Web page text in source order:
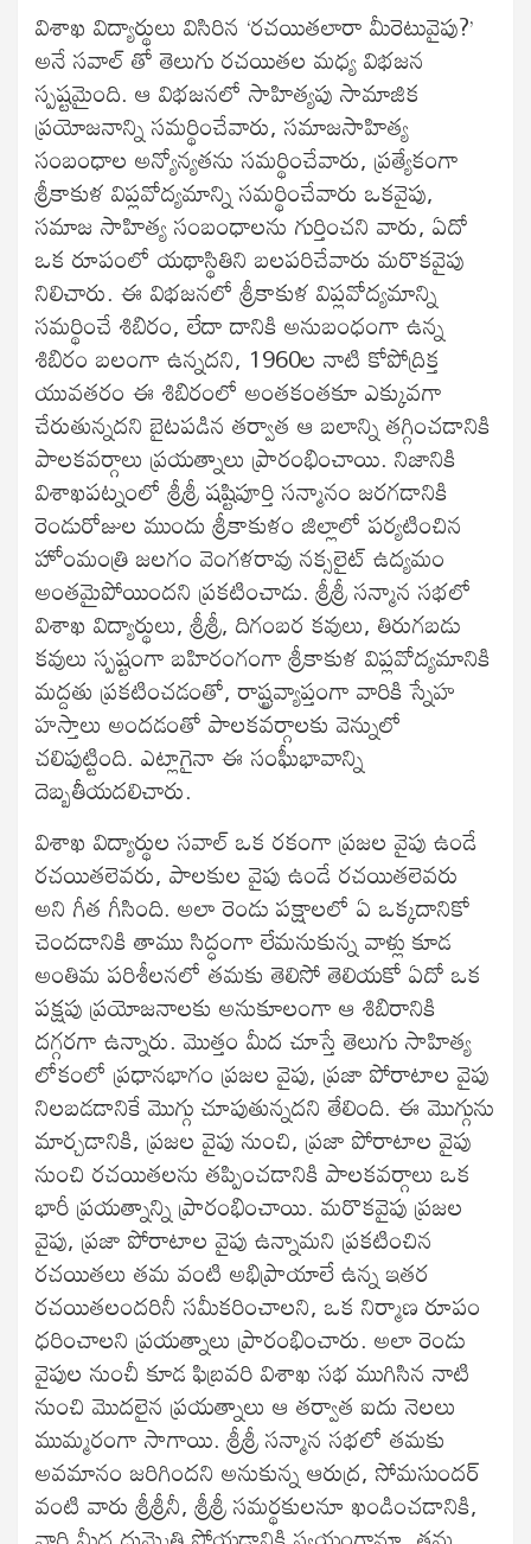
విశాఖ విద్యార్థులు విసిరిన ‘రచయితలారా మీరెటువైపు?’
అనే సవాల్ తో తెలుగు రచయితల మధ్య విభజన
స్పష్టమైంది. ఆ విభజనలో సాహిత్యపు సామాజిక
ప్రయోజనాన్ని సమర్థించేవారు, సమాజసాహిత్య
సంబంధాల అన్యోన్యతను సమర్థించేవారు, ప్రత్యేకంగా
శ్రీకాకుళ విప్లవోద్యమాన్ని సమర్థించేవారు ఒకవైపు,
సమాజ సాహిత్య సంబంధాలను గుర్తించని వారు, ఏదో
ఒక రూపంలో యథాస్థితిని బలపరిచేవారు మరొకవైపు
నిలిచారు. ఈ విభజనలో శ్రీకాకుళ విప్లవోద్యమాన్ని
సమర్థించే శిబిరం, లేదా దానికి అనుబంధంగా ఉన్న
శిబిరం బలంగా ఉన్నదని, 1960ల నాటి కోపోద్రిక్త
యువతరం ఈ శిబిరంలో అంతకంతకూ ఎక్కువగా
చేరుతున్నదని బైటపడిన తర్వాత ఆ బలాన్ని తగ్గించడానికి
పాలకవర్గాలు ప్రయత్నాలు ప్రారంభించాయి. నిజానికి
విశాఖపట్నంలో శ్రీశ్రీ షష్టిపూర్తి సన్మానం జరగడానికి
రెండురోజుల ముందు శ్రీకాకుళం జిల్లాలో పర్యటించిన
హోంమంత్రి జలగం వెంగళరావు నక్సలైట్ ఉద్యమం
అంతమైపోయిందని ప్రకటించాడు. శ్రీశ్రీ సన్మాన సభలో
విశాఖ విద్యార్థులు, శ్రీశ్రీ, దిగంబర కవులు, తిరుగబడు
కవులు స్పష్టంగా బహిరంగంగా శ్రీకాకుళ విప్లవోద్యమానికి
మద్దతు ప్రకటించడంతో, రాష్ట్రవ్యాప్తంగా వారికి స్నేహ
హస్తాలు అందడంతో పాలకవర్గాలకు వెన్నులో
చలిపుట్టింది. ఎట్లాగైనా ఈ సంఘీభావాన్ని
దెబ్బతీయదలిచారు.
విశాఖ విద్యార్థుల సవాల్ ఒక రకంగా ప్రజల వైపు ఉండే
రచయితలెవరు, పాలకుల వైపు ఉండే రచయితలెవరు
అని గీత గీసింది. అలా రెండు పక్షాలలో ఏ ఒక్కదానికో
చెందడానికి తాము సిద్ధంగా లేమనుకున్న వాళ్లు కూడ
అంతిమ పరిశీలనలో తమకు తెలిసో తెలియకో ఏదో ఒక
పక్షపు ప్రయోజనాలకు అనుకూలంగా ఆ శిబిరానికి
దగ్గరగా ఉన్నారు. మొత్తం మీద చూస్తే తెలుగు సాహిత్య
లోకంలో ప్రధానభాగం ప్రజల వైపు, ప్రజా పోరాటాల వైపు
నిలబడడానికే మొగ్గు చూపుతున్నదని తేలింది. ఈ మొగ్గును
మార్చడానికి, ప్రజల వైపు నుంచి, ప్రజా పోరాటాల వైపు
నుంచి రచయితలను తప్పించడానికి పాలకవర్గాలు ఒక
భారీ ప్రయత్నాన్ని ప్రారంభించాయి. మరొకవైపు ప్రజల
వైపు, ప్రజా పోరాటాల వైపు ఉన్నామని ప్రకటించిన
రచయితలు తమ వంటి అభిప్రాయాలే ఉన్న ఇతర
రచయితలందరినీ సమీకరించాలని, ఒక నిర్మాణ రూపం
ధరించాలని ప్రయత్నాలు ప్రారంభించారు. అలా రెండు
వైపుల నుంచీ కూడ ఫిబ్రవరి విశాఖ సభ ముగిసిన నాటి
నుంచి మొదలైన ప్రయత్నాలు ఆ తర్వాత ఐదు నెలలు
ముమ్మరంగా సాగాయి. శ్రీశ్రీ సన్మాన సభలో తమకు
అవమానం జరిగిందని అనుకున్న ఆరుద్ర, సోమసుందర్
వంటి వారు శ్రీశ్రీనీ, శ్రీశ్రీ సమర్థకులనూ ఖండించడానికి,